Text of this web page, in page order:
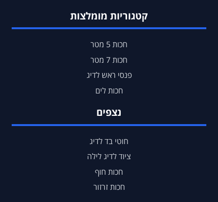
קטגוריות מומלצות
חכות 5 מטר
חכות 7 מטר
פנסי ראש לדיג
חכות לים
נצפים
חוטי בד לדיג
ציוד לדיג לילה
חכות חוף
חכות זרזור